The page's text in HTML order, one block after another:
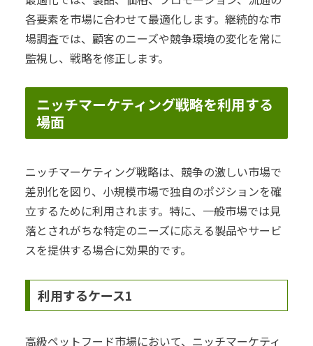
各要素を市場に合わせて最適化します。継続的な市
場調査では、顧客のニーズや競争環境の変化を常に
監視し、戦略を修正します。
ニッチマーケティング戦略を利用する
場面
ニッチマーケティング戦略は、競争の激しい市場で
差別化を図り、小規模市場で独自のポジションを確
立するために利用されます。特に、一般市場では見
落とされがちな特定のニーズに応える製品やサービ
スを提供する場合に効果的です。
利用するケース1
高級ペットフード市場において、ニッチマーケティ